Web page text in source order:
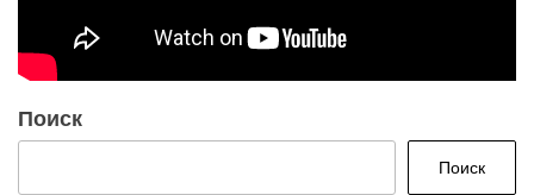
Поиск
Поиск